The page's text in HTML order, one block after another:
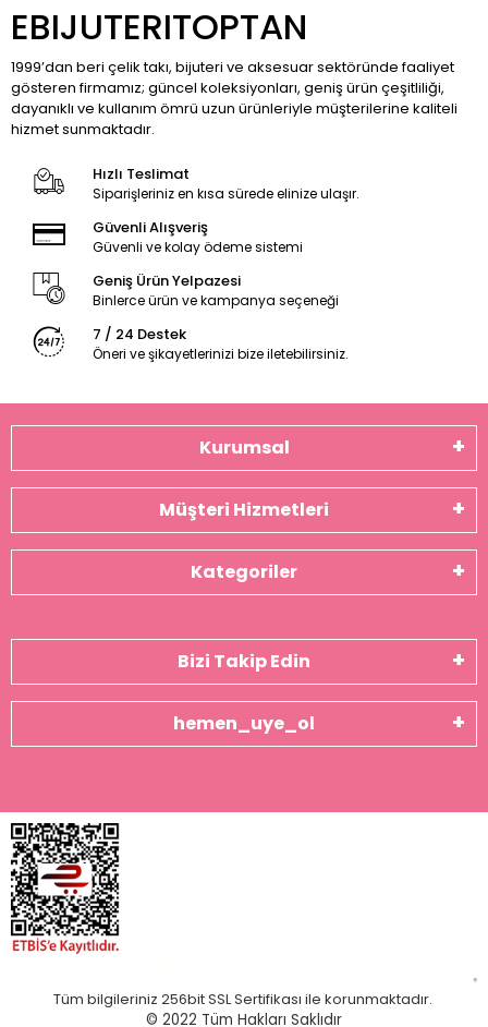
EBIJUTERITOPTAN
1999’dan beri çelik takı, bijuteri ve aksesuar sektöründe faaliyet
gösteren firmamız; güncel koleksiyonları, geniş ürün çeşitliliği,
dayanıklı ve kullanım ömrü uzun ürünleriyle müşterilerine kaliteli
hizmet sunmaktadır.
Hızlı Teslimat
Siparişleriniz en kısa sürede elinize ulaşır.
Güvenli Alışveriş
Güvenli ve kolay ödeme sistemi
Geniş Ürün Yelpazesi
Binlerce ürün ve kampanya seçeneği
7 / 24 Destek
Öneri ve şikayetlerinizi bize iletebilirsiniz.
Kurumsal
Müşteri Hizmetleri
Kategoriler
Bizi Takip Edin
hemen_uye_ol
Tüm bilgileriniz 256bit SSL Sertifikası ile korunmaktadır.
© 2022 Tüm Hakları Saklıdır